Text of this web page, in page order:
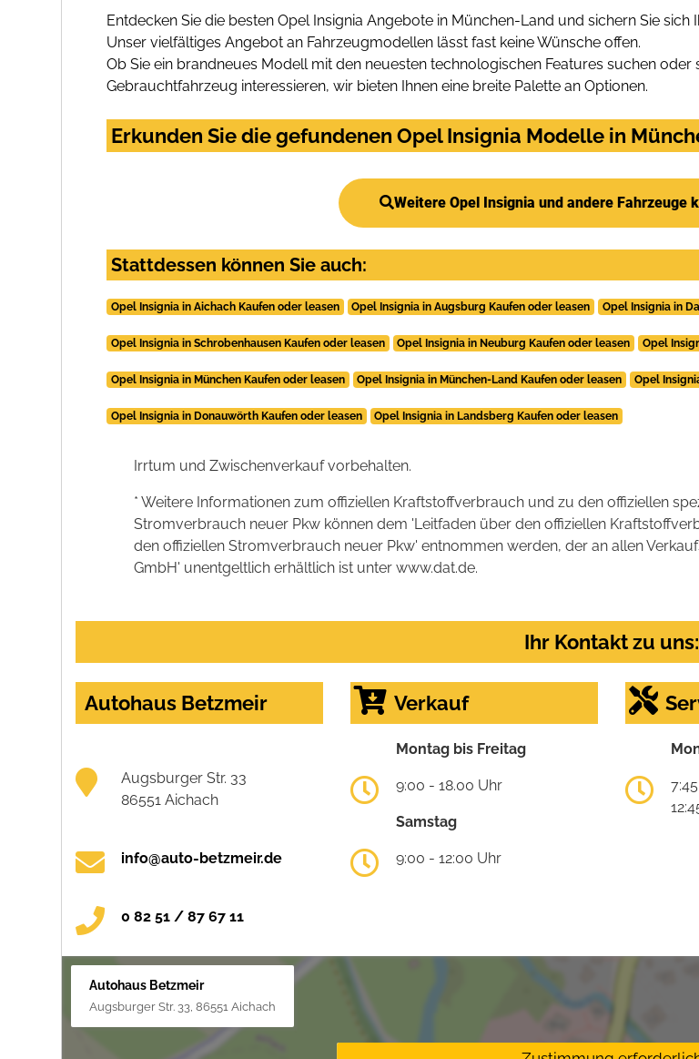
Entdecken Sie die besten Opel Insignia Angebote in München-Land und sichern Sie sich
Unser vielfältiges Angebot an Fahrzeugmodellen lässt fast keine Wünsche offen.
Ob Sie ein brandneues Modell mit den neuesten technologischen Features suchen
Gebrauchtfahrzeug interessieren, wir bieten Ihnen eine breite Palette an Optionen.
Erkunden Sie die gefundenen Opel Insignia Modelle in
Weitere Opel Insignia und andere Fahrzeuge
Stattdessen können Sie auch:
Opel Insignia in Aichach Kaufen oder leasen Opel Insignia in Augsburg Kaufen oder leasen Opel Insignia in
Opel Insignia in Schrobenhausen Kaufen oder leasen Opel Insignia in Neuburg Kaufen oder leasen Opel
Opel Insignia in München Kaufen oder leasen Opel Insignia in München-Land Kaufen oder leasen Opel
Opel Insignia in Donauwörth Kaufen oder leasen Opel Insignia in Landsberg Kaufen oder leasen
Irrtum und Zwischenverkauf vorbehalten.
* Weitere Informationen zum offiziellen Kraftstoffverbrauch und zu den offiziellen
Stromverbrauch neuer Pkw können dem 'Leitfaden über den offiziellen
den offiziellen Stromverbrauch neuer Pkw' entnommen werden, der an allen
GmbH' unentgeltlich erhältlich ist unter www.dat.de.
Ihr Kontakt zu uns:
Autohaus Betzmeir
Augsburger Str. 33
86551 Aichach
info@auto-betzmeir.de
0 82 51 / 87 67 11
Verkauf
Montag bis Freitag
9:00 - 18.00 Uhr
Samstag
9:00 - 12:00 Uhr
Autohaus Betzmeir
Augsburger Str. 33, 86551 Aichach